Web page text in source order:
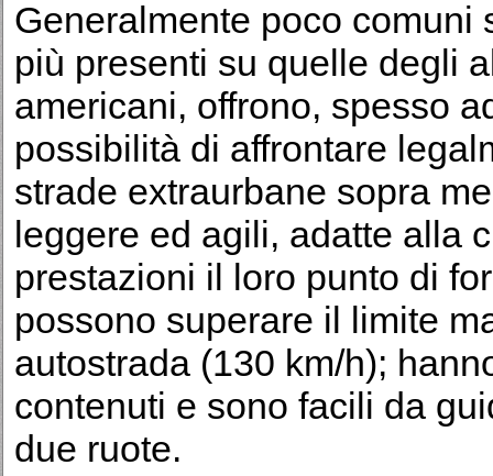
Generalmente poco comuni
più presenti su quelle degli
americani, offrono, spesso
possibilità di affrontare
strade extraurbane sopra
leggere ed agili, adatte alla
prestazioni il loro punto di
possono superare il limite
autostrada (130 km/h);
contenuti e sono facili da
due ruote.